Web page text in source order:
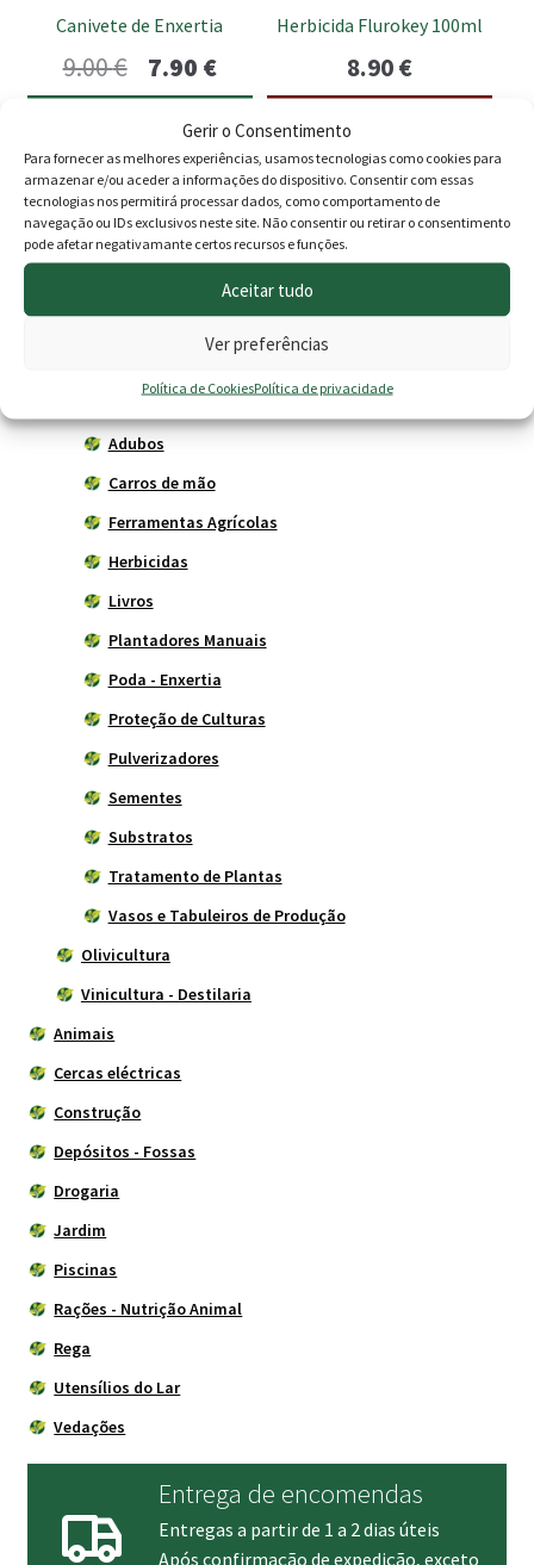
Gerir o Consentimento
Para fornecer as melhores experiências, usamos tecnologias como cookies para
armazenar e/ou aceder a informações do dispositivo. Consentir com essas
tecnologias nos permitirá processar dados, como comportamento de
navegação ou IDs exclusivos neste site. Não consentir ou retirar o consentimento
pode afetar negativamante certos recursos e funções.
Aceitar tudo
Ver preferências
Política de CookiesPolítica de privacidade
Canivete de Enxertia
9.00€
preço
original
era:
9.00 €.
7.90 €O
preço
atual
é:
7.90 €.
Herbicida Flurokey 100ml
8.90€
Produtos
Adubos
Carros de mão
Ferramentas Agrícolas
Herbicidas
Livros
Plantadores Manuais
Poda - Enxertia
Proteção de Culturas
Pulverizadores
Sementes
Substratos
Tratamento de Plantas
Vasos e Tabuleiros de Produção
Olivicultura
Vinicultura - Destilaria
Animais
Cercas eléctricas
Construção
Depósitos - Fossas
Drogaria
Jardim
Piscinas
Rações - Nutrição Animal
Rega
Utensílios do Lar
Vedações
Entrega de encomendas
Entregas a partir de 1 a 2 dias úteis
Após confirmação de expedição, exceto